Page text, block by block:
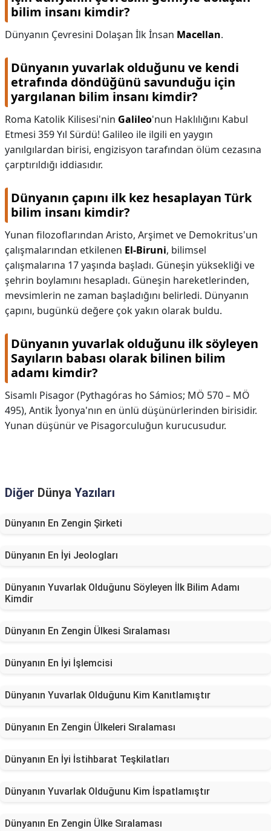
bilim insanı kimdir?
Dünyanın Çevresini Dolaşan İlk İnsan Macellan.
Dünyanın yuvarlak olduğunu ve kendi
etrafında döndüğünü savunduğu için
yargılanan bilim insanı kimdir?
Roma Katolik Kilisesi'nin Galileo'nun Haklılığını Kabul
Etmesi 359 Yıl Sürdü! Galileo ile ilgili en yaygın
yanılgılardan birisi, engizisyon tarafından ölüm cezasına
çarptırıldığı iddiasıdır.
Dünyanın çapını ilk kez hesaplayan Türk
bilim insanı kimdir?
Yunan filozoflarından Aristo, Arşimet ve Demokritus'un
çalışmalarından etkilenen El-Biruni, bilimsel
çalışmalarına 17 yaşında başladı. Güneşin yüksekliği ve
şehrin boylamını hesapladı. Güneşin hareketlerinden,
mevsimlerin ne zaman başladığını belirledi. Dünyanın
çapını, bugünkü değere çok yakın olarak buldu.
Dünyanın yuvarlak olduğunu ilk söyleyen
Sayıların babası olarak bilinen bilim
adamı kimdir?
Sisamlı Pisagor (Pythagóras ho Sámios; MÖ 570 – MÖ
495), Antik İyonya'nın en ünlü düşünürlerinden birisidir.
Yunan düşünür ve Pisagorculuğun kurucusudur.
Diğer Dünya Yazıları
Dünyanın En Zengin Şirketi
Dünyanın En İyi Jeologları
Dünyanın Yuvarlak Olduğunu Söyleyen İlk Bilim Adamı
Kimdir
Dünyanın En Zengin Ülkesi Sıralaması
Dünyanın En İyi İşlemcisi
Dünyanın Yuvarlak Olduğunu Kim Kanıtlamıştır
Dünyanın En Zengin Ülkeleri Sıralaması
Dünyanın En İyi İstihbarat Teşkilatları
Dünyanın Yuvarlak Olduğunu Kim İspatlamıştır
Dünyanın En Zengin Ülke Sıralaması